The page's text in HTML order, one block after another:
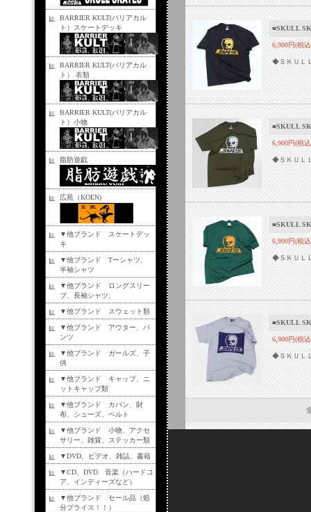
BARRIER KULT(バリアカル
ト）スケートデッキ
BARRIER KULT(バリアカル
ト） 衣類
BARRIER KULT(バリアカル
ト）小物
脂肪遊戯
広苑（KOEN)
▼他ブランド スケートデッ
キ
▼他ブランド Tーシャツ、
半袖シャツ
▼他ブランド ロングスリー
ブ、長袖シャツ、
▼他ブランド スウェット類
▼他ブランド アウター、パ
ンツ
▼他ブランド ガールズ、子
供
▼他ブランド キャップ、ニ
ットキャップ類
▼他ブランド カバン、財
布、シューズ、ベルト
▼他ブランド 小物、アクセ
サリー、雑貨、ステッカー類
▼DVD、ビデオ、雑誌、書籍
▼CD、DVD 音楽（ハードコ
ア、インディーズなど）
▼他ブランド セール品（処
分プライス！！）
■SKULL
6,900円(税
◆ＳＫＵ
■SKULL
6,900円(税
◆ＳＫＵ
■SKULL
6,900円(税
◆ＳＫＵ
■SKULL
6,900円(税
◆ＳＫＵ